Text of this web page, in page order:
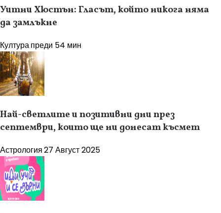
Уитни Хюстън: Гласът, който никога няма
да замлъкне
Културапреди 54 мин
Най-светлите и позитивни дни през
септември, които ще ни донесат късмет
Астрология27 Август 2025